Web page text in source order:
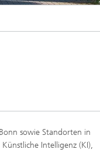
sowie Standorten in
Intelligenz (KI),